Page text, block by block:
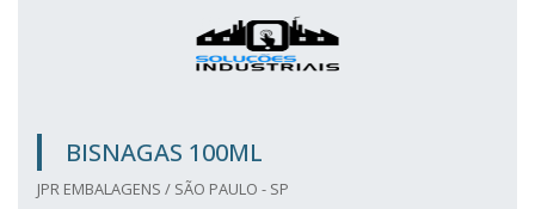
BISNAGAS 100ML
JPR EMBALAGENS / SÃO PAULO - SP